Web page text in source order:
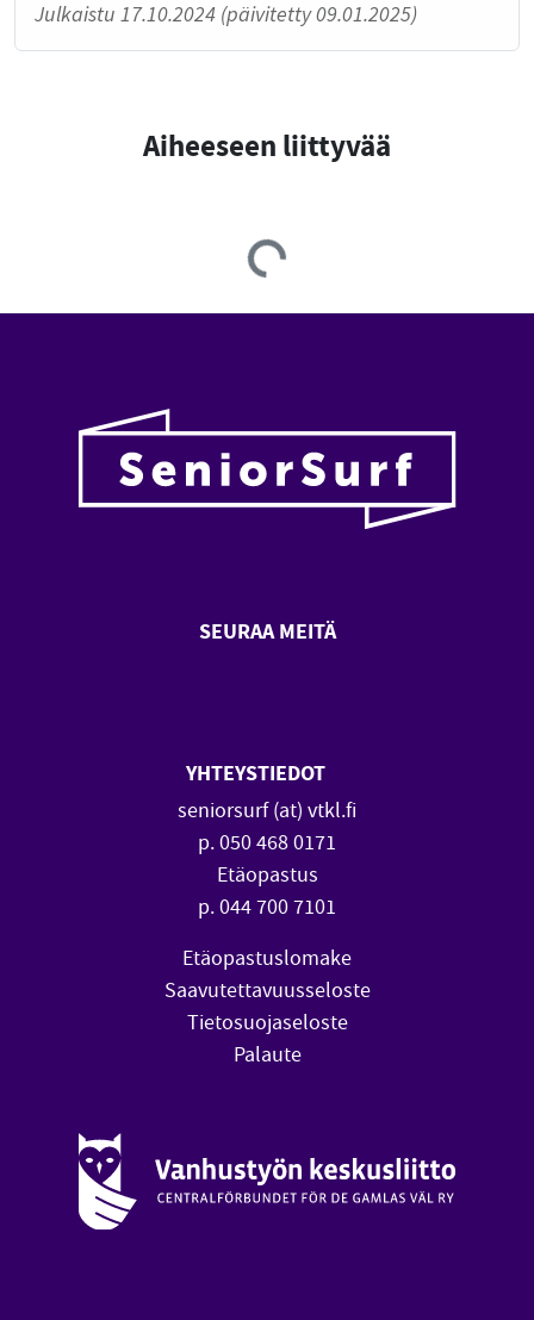
Julkaistu 17.10.2024 (päivitetty 09.01.2025)
Aiheeseen liittyvää
Loading...
SEURAA MEITÄ
YHTEYSTIEDOT
seniorsurf (at) vtkl.fi
p. 050 468 0171
Etäopastus
p. 044 700 7101
Etäopastuslomake
Saavutettavuusseloste
Tietosuojaseloste
Palaute